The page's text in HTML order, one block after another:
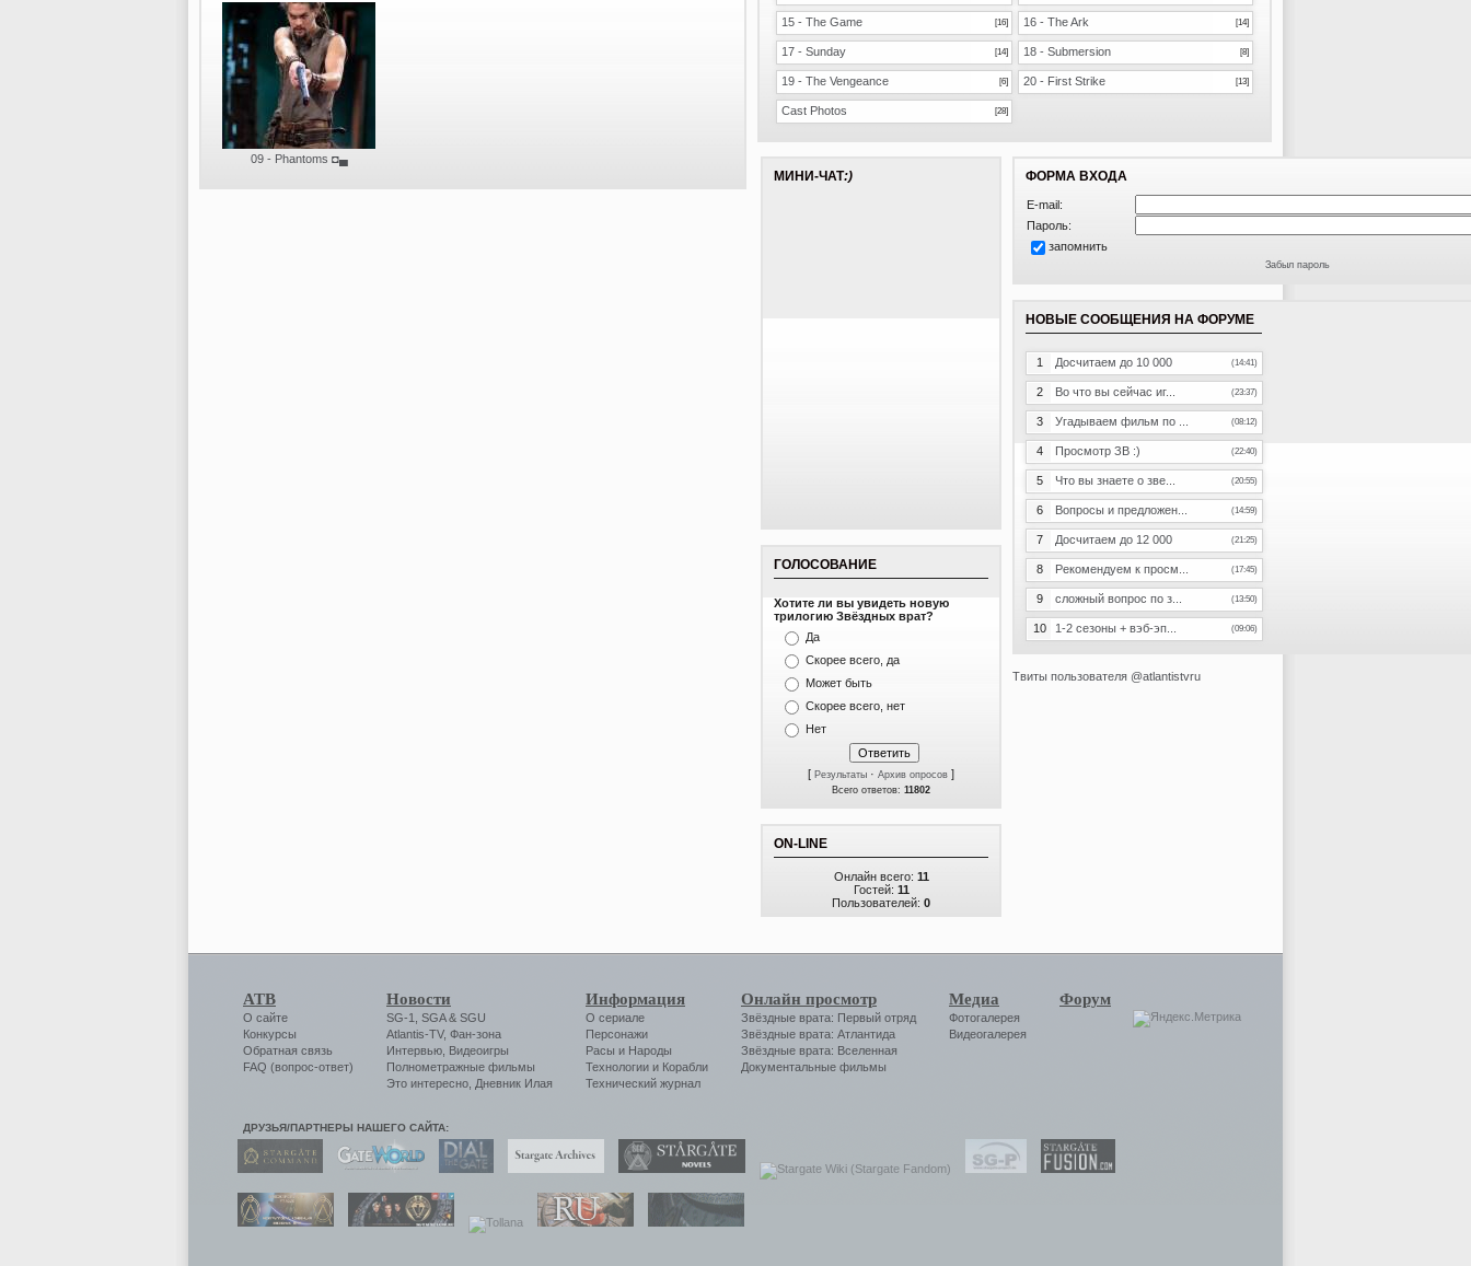
09 - Phantoms ◘▄
15 - The Game [16] 16 - The Ark [14]
17 - Sunday [14] 18 - Submersion [8]
19 - The Vengeance [6] 20 - First Strike [13]
Cast Photos [28]
МИНИ-ЧАТ:)
ГОЛОСОВАНИЕ
Хотите ли вы увидеть новую
трилогию Звёздных врат?
Да
Скорее всего, да
Может быть
Скорее всего, нет
Нет
[ Результаты · Архив опросов ]
Всего ответов: 11802
ON-LINE
Онлайн всего: 11
Гостей: 11
Пользователей: 0
ФОРМА ВХОДА
E-mail:
Пароль:
запомнить
Забыл пароль
НОВЫЕ СООБЩЕНИЯ НА ФОРУМЕ
1 Досчитаем до 10 000 (14:41)
2 Во что вы сейчас иг... (23:37)
3 Угадываем фильм по ... (08:12)
4 Просмотр ЗВ :) (22:40)
5 Что вы знаете о зве... (20:55)
6 Вопросы и предложен... (14:59)
7 Досчитаем до 12 000 (21:25)
8 Рекомендуем к просм... (17:45)
9 сложный вопрос по з... (13:50)
10 1-2 сезоны + вэб-эп... (09:06)
Твиты пользователя @atlantistvru
АТВ
О сайте
Конкурсы
Обратная связь
FAQ (вопрос-ответ)
Новости
SG-1 SGA& SGU
Atlantis-TV, Фан-зона
Интервью Видеоигры
Полнометражные фильмы
Это интересно Дневник Илая
Информация
О сериале
Персонажи
Расы и Народы
Технологии и Корабли
Технический журнал
Онлайн просмотр
Звёздные врата: Первый отряд
Звёздные врата: Атлантида
Звёздные врата: Вселенная
Документальные фильмы
Медиа
Фотогалерея
Видеогалерея
Форум
ДРУЗЬЯ/ПАРТНЕРЫ НАШЕГО САЙТА: